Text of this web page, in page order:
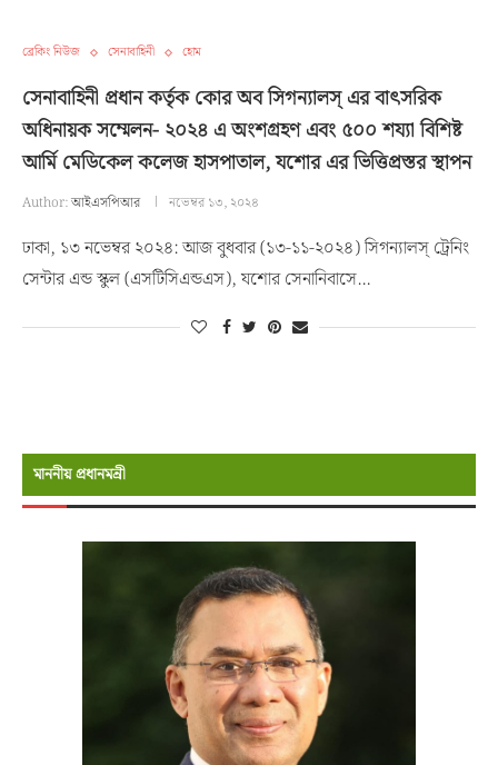
ব্রেকিং নিউজ সেনাবাহিনী হোম
সেনাবাহিনী প্রধান কর্তৃক কোর অব সিগন্যালস্ এর বাৎসরিক
অধিনায়ক সম্মেলন- ২০২৪ এ অংশগ্রহণ এবং ৫০০ শয্যা বিশিষ্ট
আর্মি মেডিকেল কলেজ হাসপাতাল, যশোর এর ভিত্তিপ্রস্তর স্থাপন
Author:আইএসপিআর নভেম্বর ১৩, ২০২৪
ঢাকা, ১৩ নভেম্বর ২০২৪: আজ বুধবার (১৩-১১-২০২৪) সিগন্যালস্ ট্রেনিং
সেন্টার এন্ড স্কুল (এসটিসিএন্ডএস), যশোর সেনানিবাসে…
মাননীয় প্রধানমন্রী